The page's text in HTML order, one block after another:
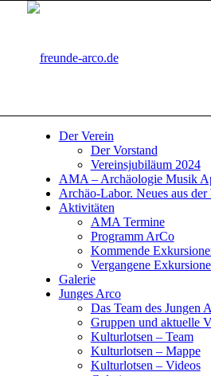
Der Verein
Der Vorstand
Vereinsjubiläum 2024
AMA – Archäologie Musik
Archäo-Labor. Neues aus der
Aktivitäten
AMA Termine
Programm ArCo
Kommende
Vergangene
Galerie
Junges Arco
Das Team des Jungen
Gruppen und aktuelle
Kulturlotsen – Team
Kulturlotsen – Mappe
Kulturlotsen – Videos